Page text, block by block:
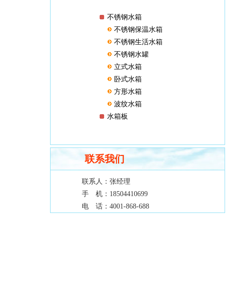
不锈钢水箱
不锈钢保温水箱
不锈钢生活水箱
不锈钢水罐
立式水箱
卧式水箱
方形水箱
波纹水箱
水箱板
联系我们
联系人： 张经理
手 机： 18504410699
电 话： 4001-868-688